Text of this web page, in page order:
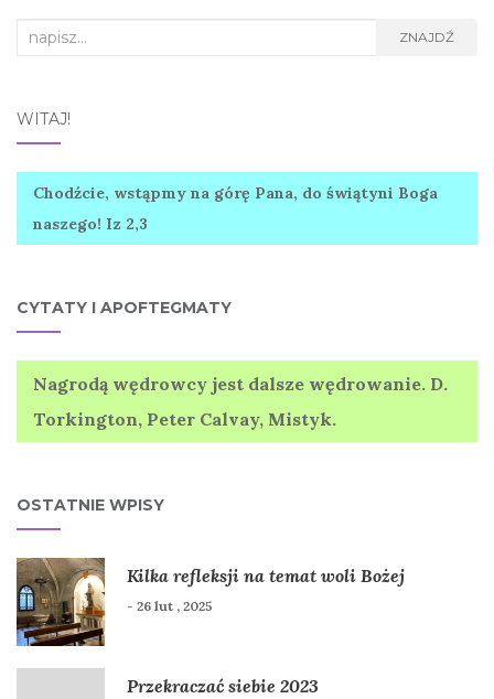
Search
ZNAJDŹ
WITAJ!
Chodźcie, wstąpmy na górę Pana, do świątyni Boga
naszego! Iz 2,3
CYTATY I APOFTEGMATY
Nagrodą wędrowcy jest dalsze wędrowanie. D.
Torkington, Peter Calvay, Mistyk.
OSTATNIE WPISY
Kilka refleksji na temat woli Bożej
- 26 lut , 2025
Przekraczać siebie 2023